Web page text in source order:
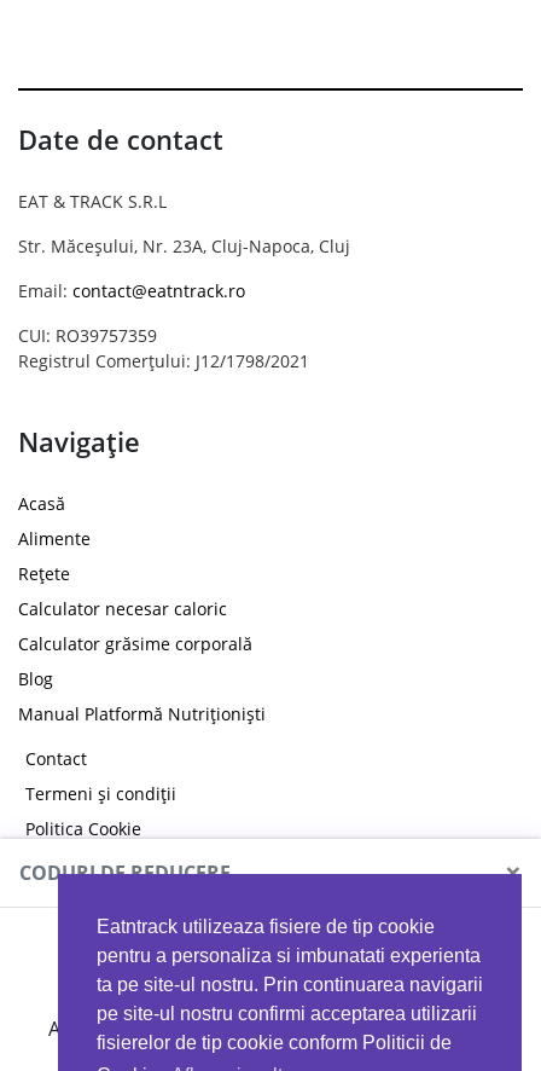
Eatntrack utilizeaza fisiere de tip cookie
pentru a personaliza si imbunatati experienta
ta pe site-ul nostru. Prin continuarea navigarii
pe site-ul nostru confirmi acceptarea utilizarii
fisierelor de tip cookie conform Politicii de
Date de contact
EAT & TRACK S.R.L
Str. Măceșului, Nr. 23A, Cluj-Napoca, Cluj
Email: contact@eatntrack.ro
CUI: RO39757359
Registrul Comerțului: J12/1798/2021
Navigație
Acasă
Alimente
Rețete
Calculator necesar caloric
Calculator grăsime corporală
Blog
Manual Platformă Nutriționiști
Contact
Termeni și condiții
Politica Cookie
Politica de confidențialitate
CODURI DE REDUCERE ×
MYPROTEIN
Ai 40%reducere la orice comandă folosind codul
EATTRACK